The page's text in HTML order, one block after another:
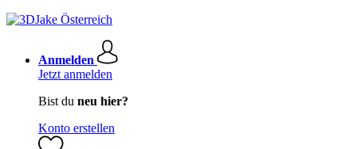
Anmelden
Jetzt anmelden
Bist du neu hier?
Konto erstellen